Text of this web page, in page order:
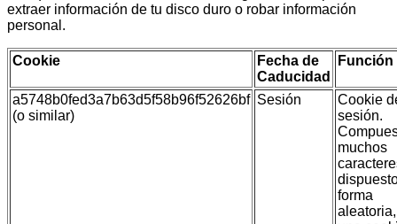
extraer información de tu disco duro o robar información
personal.
Cookie
Fecha de
Caducidad
Función
a5748b0fed3a7b63d5f58b96f52626bf
(o similar)
Sesión
Cookie
sesión.
muchos
forma